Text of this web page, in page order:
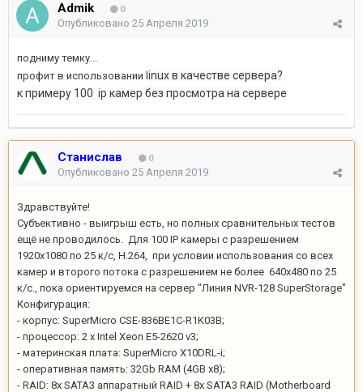
Admik 0
Опубликовано 25 Апреля 2019
подниму темку...
профит в использовании l inux в качестве сервера?
к примеру 100 ip камер без просмотра на сервере
Станислав 0
Опубликовано 25 Апреля 2019
Здравствуйте!
Субъективно - выигрыш есть, но полных сравнительных тестов
ещё не проводилось. Для 100 IP камеры с разрешением
1920x1080 по 25 к/с, H.264, при условии использования со всех
камер и второго потока с разрешением не более 640х480 по 25
к/с., пока ориентируемся на сервер "Линия NVR-128 SuperStorage"
Конфигурация:
- корпус: SuperMicro CSE-836BE1C-R1K03B;
- процессор: 2 x Intel Xeon E5-2620 v3;
- материнская плата: SuperMicro X10DRL-i;
- оперативная память: 32Gb RAM (4GB x8);
- RAID: 8x SATA3 аппаратный RAID + 8x SATA3 RAID (Motherboard